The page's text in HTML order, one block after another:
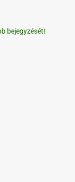
bejegyzését!